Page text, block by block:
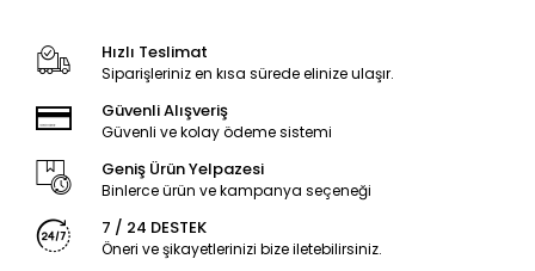
Hızlı Teslimat
Siparişleriniz en kısa sürede elinize ulaşır.
Güvenli Alışveriş
Güvenli ve kolay ödeme sistemi
Geniş Ürün Yelpazesi
Binlerce ürün ve kampanya seçeneği
7 / 24 DESTEK
Öneri ve şikayetlerinizi bize iletebilirsiniz.